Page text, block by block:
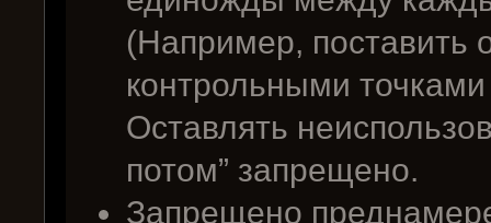
(Например, поставить
контрольными
Оставлять
потом” запрещено.
Запрещено